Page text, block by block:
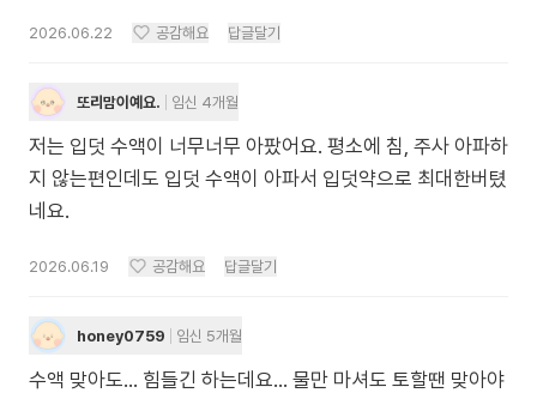
2026.06.22 공감해요 답글달기
또리맘이예요. 임신 4개월
저는 입덧 수액이 너무너무 아팠어요. 평소에 침, 주사 아파하
지 않는편인데도 입덧 수액이 아파서 입덧약으로 최대한버텼
네요.
2026.06.19 공감해요 답글달기
honey0759 임신 5개월
수액 맞아도... 힘들긴 하는데요... 물만 마셔도 토할땐 맞아야